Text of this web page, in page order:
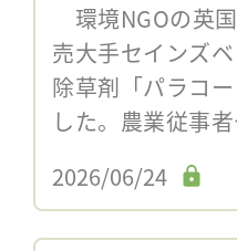
環境NGOの英
売大手セインズ
除草剤「パラコ
した。農業従事
2026/06/24